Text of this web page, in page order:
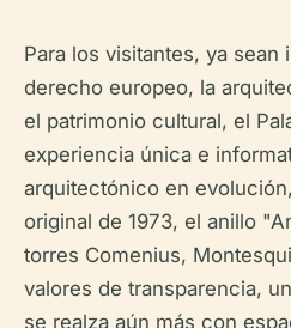
Para los visitantes, ya sean
derecho europeo, la
el patrimonio cultural, el
experiencia única e
arquitectónico en
original de 1973, el anillo
torres Comenius,
valores de transparencia,
se realza aún más con